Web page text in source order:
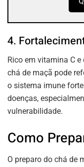
4.
Rico em vitamina C
chá de maçã pode
o sistema imune
doenças,
vulnerabilidade.
Como
O preparo do chá de